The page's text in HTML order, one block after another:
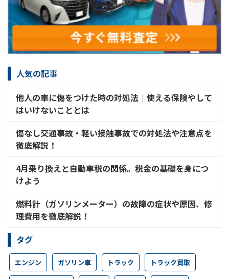
人気の記事
他人の車に傷をつけた時の対処法│使える保険やして
はいけないこととは
傷なし交通事故・軽い接触事故での対処法や注意点を
徹底解説！
4月乗り換えと自動車税の関係。税金の基礎を身につ
けよう
燃料計（ガソリンメーター）の故障の症状や原因、修
理費用を徹底解説！
タグ
エンジン ガソリン車 トラック トラック買取